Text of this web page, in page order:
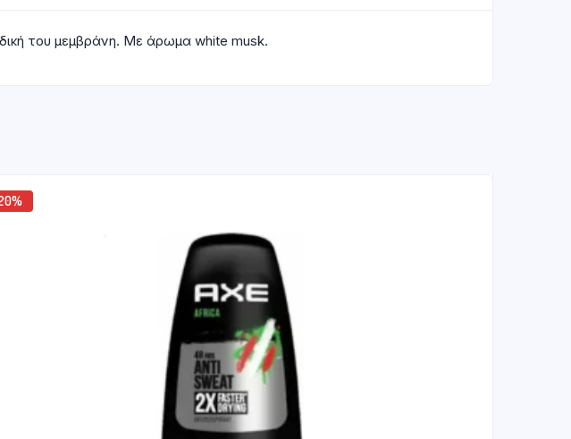
του μεμβράνη. Με άρωμα white musk.